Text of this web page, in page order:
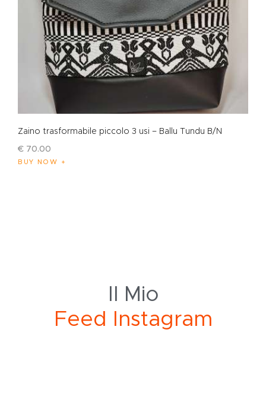
Zaino trasformabile piccolo 3 usi – Ballu Tundu B/N
€ 70.00
BUY NOW
Il Mio
F e d Instagram